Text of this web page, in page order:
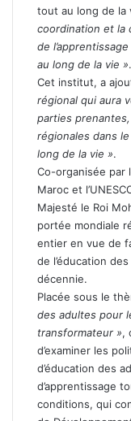
tout au long de la
coordination et la
de
au long de la vie ».
Cet institut, a
régional qui aura
parties
régionales dans
long de la vie ».
Co-organisée par
Maroc et
Majesté le Roi
portée mondiale
entier en vue de
de l’éducation
décennie.
Placée sous le
des adultes pour
transformateur »,
d’examiner les
d’éducation des
d’apprentissage
conditions, qui